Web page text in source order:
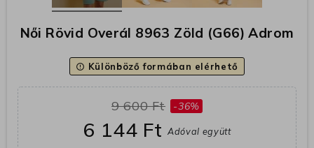
Női Rövid Overál 8963 Zöld (G66) Adrom
error_outline Különböző formában elérhető
9 600 Ft -36%
6 144 FtAdóval együtt